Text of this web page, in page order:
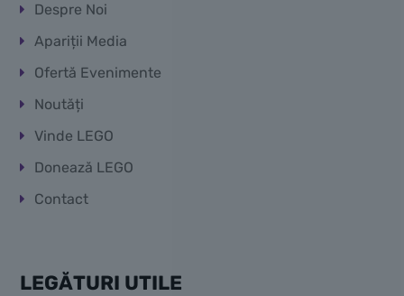
Despre Noi
Apariții Media
Ofertă Evenimente
Noutăți
Vinde LEGO
Donează LEGO
Contact
LEGĂTURI UTILE